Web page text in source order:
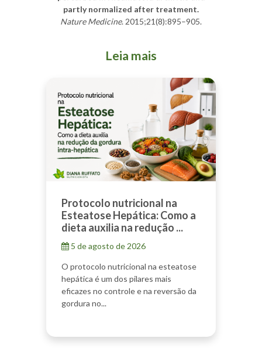
partly normalized after treatment.
Nature Medicine. 2015;21(8):895–905.
Leia mais
Protocolo nutricional na
Esteatose Hepática: Como a
dieta auxilia na redução ...
5 de agosto de 2026
O protocolo nutricional na esteatose
hepática é um dos pilares mais
eficazes no controle e na reversão da
gordura no...